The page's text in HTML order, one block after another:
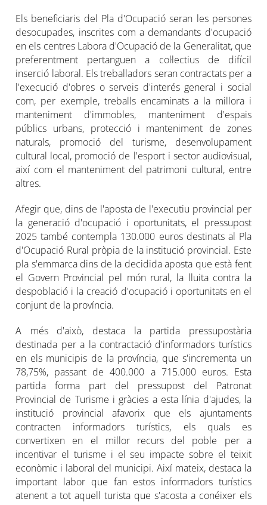
Els beneficiaris del Pla d'Ocupació seran les persones
desocupades, inscrites com a demandants d'ocupació
en els centres Labora d'Ocupació de la Generalitat, que
preferentment pertanguen a col·lectius de difícil
inserció laboral. Els treballadors seran contractats per a
l'execució d'obres o serveis d'interés general i social
com, per exemple, treballs encaminats a la millora i
manteniment d'immobles, manteniment d'espais
públics urbans, protecció i manteniment de zones
naturals, promoció del turisme, desenvolupament
cultural local, promoció de l'esport i sector audiovisual,
així com el manteniment del patrimoni cultural, entre
altres.
Afegir que, dins de l'aposta de l'executiu provincial per
la generació d'ocupació i oportunitats, el pressupost
2025 també contempla 130.000 euros destinats al Pla
d'Ocupació Rural pròpia de la institució provincial. Este
pla s'emmarca dins de la decidida aposta que està fent
el Govern Provincial pel món rural, la lluita contra la
despoblació i la creació d'ocupació i oportunitats en el
conjunt de la província.
A més d'això, destaca la partida pressupostària
destinada per a la contractació d'informadors turístics
en els municipis de la província, que s'incrementa un
78,75%, passant de 400.000 a 715.000 euros. Esta
partida forma part del pressupost del Patronat
Provincial de Turisme i gràcies a esta línia d'ajudes, la
institució provincial afavorix que els ajuntaments
contracten informadors turístics, els quals es
convertixen en el millor recurs del poble per a
incentivar el turisme i el seu impacte sobre el teixit
econòmic i laboral del municipi. Així mateix, destaca la
important labor que fan estos informadors turístics
atenent a tot aquell turista que s'acosta a conéixer els